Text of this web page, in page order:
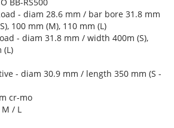
- diam 28.6 mm / bar bore 31.8 mm
100 mm (M), 110 mm (L)
- diam 31.8 mm / width 400m (S),
(L)
- diam 30.9 mm / length 350 mm (S -
cr-mo
M / L